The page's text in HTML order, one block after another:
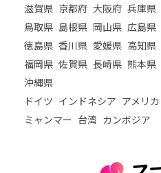
滋賀県 京都府 大阪府 兵庫県
鳥取県 島根県 岡山県 広島県
徳島県 香川県 愛媛県 高知県
福岡県 佐賀県 長崎県 熊本県
沖縄県
ドイツ インドネシア アメリカ
ミャンマー 台湾 カンボジア